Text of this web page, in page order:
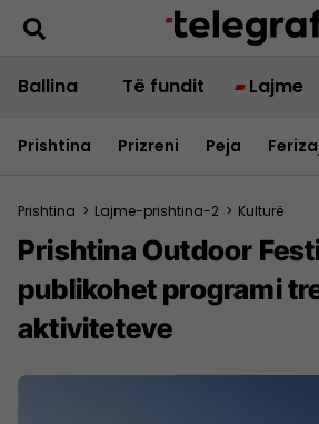
Ballina Të fundit Lajme
Prishtina Prizreni Peja
Prishtina > Lajme-prishtina-2 > Kulturë
Prishtina Outdoor
publikohet programi
aktiviteteve